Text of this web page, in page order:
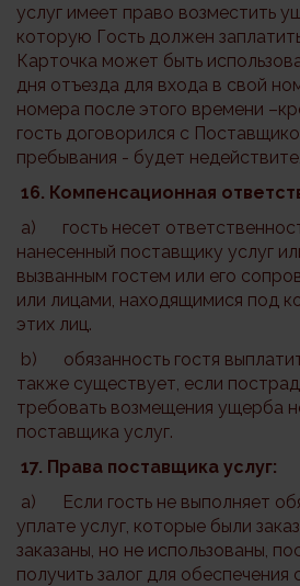
услуг имеет право возместить
которую Гость должен
Карточка может быть
дня отъезда для входа в свой
номера после этого времени
гость договорился с
пребывания - будет
16. Компенсационная
a) гость несет
нанесенный поставщику услуг
вызванным гостем или его
или лицами, находящимися под
этих лиц.
b) обязанность гостя
также существует, если
требовать возмещения ущерба
поставщика услуг.
17. Права поставщика услуг:
a) Если гость не выполняет
уплате услуг, которые были
заказаны, но не использованы,
получить залог для обеспечения